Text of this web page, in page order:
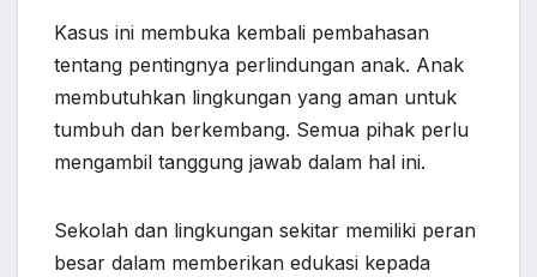
Kasus ini membuka kembali pembahasan
tentang pentingnya perlindungan anak. Anak
membutuhkan lingkungan yang aman untuk
tumbuh dan berkembang. Semua pihak perlu
mengambil tanggung jawab dalam hal ini.
Sekolah dan lingkungan sekitar memiliki peran
besar dalam memberikan edukasi kepada